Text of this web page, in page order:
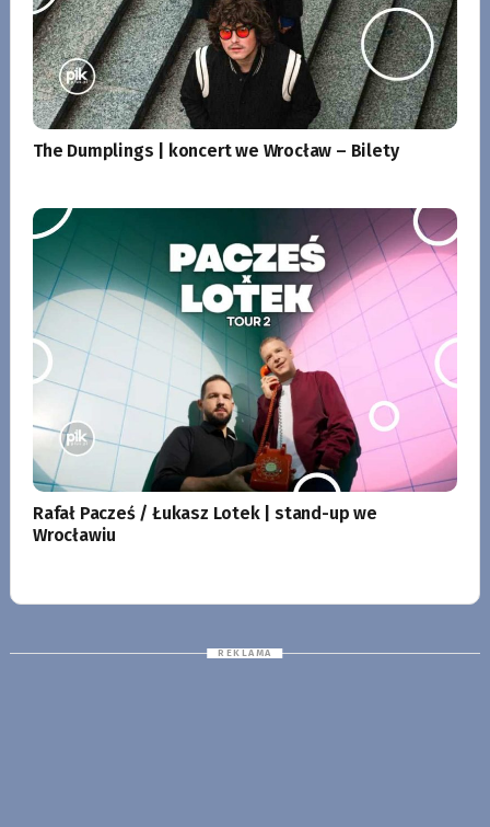
The Dumplings | koncert we Wrocław – Bilety
Rafał Pacześ / Łukasz Lotek | stand-up we
Wrocławiu